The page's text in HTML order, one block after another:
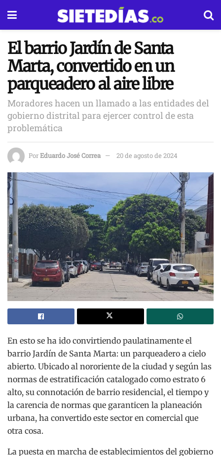
El barrio Jardín de Santa
Marta, convertido en un
parqueadero al aire libre
Moradores hacen un llamado a las entidades del
gobierno distrital para ejercer control de esta
problemática
PorEduardo José Correa 20 de agosto de 2024
En esto se ha ido convirtiendo paulatinamente el
barrio Jardín de Santa Marta: un parqueadero a cielo
abierto. Ubicado al nororiente de la ciudad y según las
normas de estratificación catalogado como estrato 6
alto, su connotación de barrio residencial, el tiempo y
la carencia de normas que garanticen la planeación
urbana, ha convertido este sector en comercial que
otra cosa.
La puesta en marcha de establecimientos del gobierno